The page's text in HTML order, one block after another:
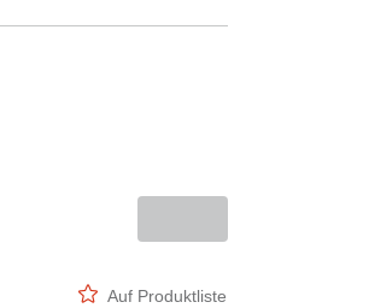
Auf Produktliste